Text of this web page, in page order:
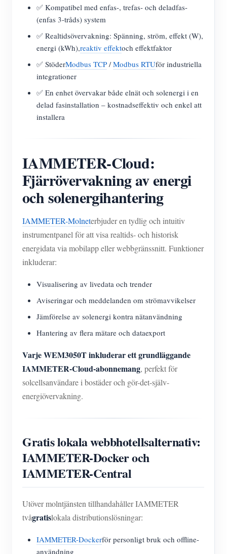
✅ Kompatibel med enfas-, trefas- och deladfas-
(enfas 3-tråds) system
✅ Realtidsövervakning: Spänning, ström, effekt (W),
energi (kWh),reaktiv effektoch effektfaktor
✅ StöderModbus TCP /Modbus RTUför industriella
integrationer
✅ En enhet övervakar både elnät och solenergi i en
delad fasinstallation – kostnadseffektiv och enkel att
installera
IAMMETER-Cloud:
Fjärrövervakning av energi
och solenergihantering
IAMMETER-Molneterbjuder en tydlig och intuitiv
instrumentpanel för att visa realtids- och historisk
energidata via mobilapp eller webbgränssnitt. Funktioner
inkluderar:
Visualisering av livedata och trender
Aviseringar och meddelanden om strömavvikelser
Jämförelse av solenergi kontra nätanvändning
Hantering av flera mätare och dataexport
Varje WEM3050T inkluderar ett grundläggande
IAMMETER-Cloud-abonnemang, perfekt för
solcellsanvändare i bostäder och gör-det-själv-
energiövervakning.
Gratis lokala webbhotellsalternativ:
IAMMETER-Docker och
IAMMETER-Central
Utöver molntjänsten tillhandahåller IAMMETER
tvågratislokala distributionslösningar:
IAMMETER-Dockerför personligt bruk och offline-
användning